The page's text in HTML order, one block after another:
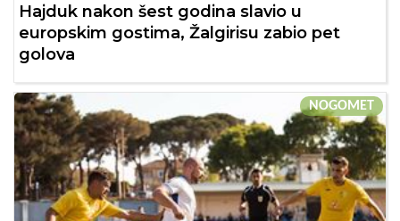
Hajduk nakon šest godina slavio u
europskim gostima, Žalgirisu zabio pet
golova
NOGOMET